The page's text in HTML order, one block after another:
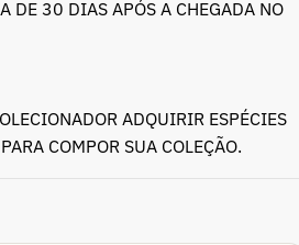
DE 30 DIAS APÓS A CHEGADA NO
ADQUIRIR ESPÉCIES
COMPOR SUA COLEÇÃO.